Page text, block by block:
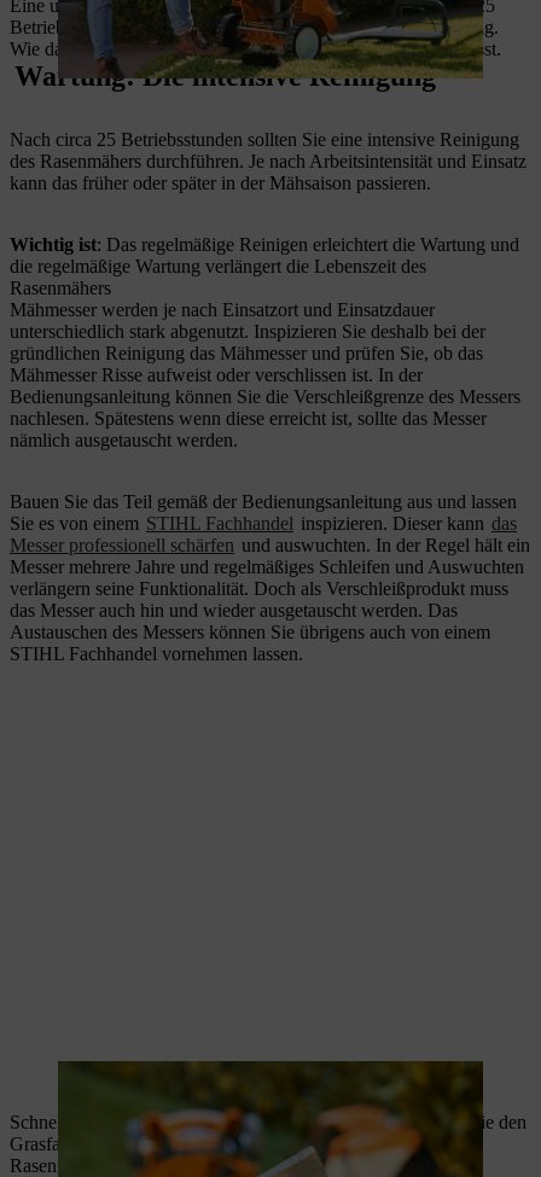
Eine umfangreiche Reinigung und Pflege sind dagegen nach 25
Betriebsstunden und/oder vor der Wintereinlagerung notwendig.
Wie das funktioniert, haben wir im Folgenden zusammengefasst.
Wartung: Die intensive Reinigung
Nach circa 25 Betriebsstunden sollten Sie eine intensive Reinigung
des Rasenmähers durchführen. Je nach Arbeitsintensität und Einsatz
kann das früher oder später in der Mähsaison passieren.
Wichtig ist: Das regelmäßige Reinigen erleichtert die Wartung und
die regelmäßige Wartung verlängert die Lebenszeit des
Rasenmähers
Mähmesser werden je nach Einsatzort und Einsatzdauer
unterschiedlich stark abgenutzt. Inspizieren Sie deshalb bei der
gründlichen Reinigung das Mähmesser und prüfen Sie, ob das
Mähmesser Risse aufweist oder verschlissen ist. In der
Bedienungsanleitung können Sie die Verschleißgrenze des Messers
nachlesen. Spätestens wenn diese erreicht ist, sollte das Messer
nämlich ausgetauscht werden.
Bauen Sie das Teil gemäß der Bedienungsanleitung aus und lassen
Sie es von einem STIHL Fachhandel inspizieren. Dieser kann das
Messer professionell schärfen und auswuchten. In der Regel hält ein
Messer mehrere Jahre und regelmäßiges Schleifen und Auswuchten
verlängern seine Funktionalität. Doch als Verschleißprodukt muss
das Messer auch hin und wieder ausgetauscht werden. Das
Austauschen des Messers können Sie übrigens auch von einem
STIHL Fachhandel vornehmen lassen.
Schnell vergessen, hat jedoch eine große Wirkung: Nehmen Sie den
Grasfangkorb ab und waschen Sie ihn beim Reinigen des
Rasenmähers einfach mit einem Gartenschlauch aus.